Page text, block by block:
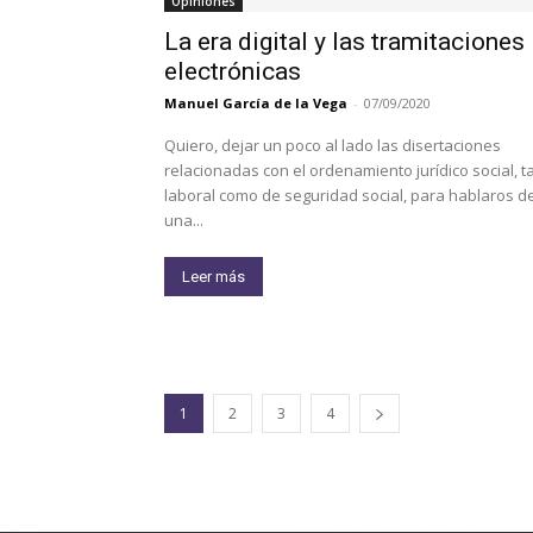
La era digital y las tramitaciones
electrónicas
Manuel García de la Vega - 07/09/2020
Quiero, dejar un poco al lado las disertaciones
relacionadas con el ordenamiento jurídico social,
laboral como de seguridad social, para hablaros
una...
Leer más
1 2 3 4